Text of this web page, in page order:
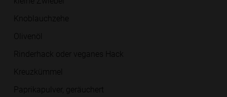
Knoblauchzehe
Olivenöl
Rinderhack oder veganes Hack
Kreuzkümmel
Paprikapulver, geräuchert